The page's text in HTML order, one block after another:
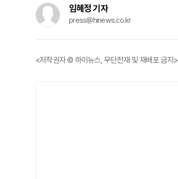
임혜정 기자
press@hinews.co.kr
<저작권자 © 하이뉴스, 무단전재 및 재배포 금지>